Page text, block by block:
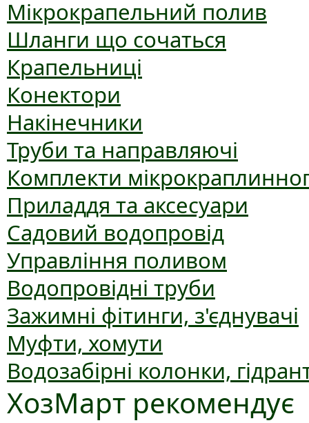
Мікрокрапельний полив
Шланги що сочаться
Крапельниці
Конектори
Накінечники
Труби та направляючі
Комплекти
Приладдя та аксесуари
Садовий водопровід
Управління поливом
Водопровідні труби
Зажимні фітинги, з'єднувачі
Муфти, хомути
Водозабірні колонки,
ХозМарт рекомендує